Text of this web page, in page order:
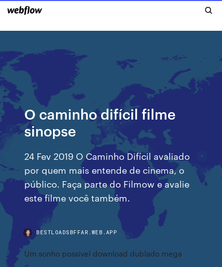
O caminho difícil filme
sinopse
24 Fev 2019 O Caminho Difícil avaliado
por quem mais entende de cinema, o
público. Faça parte do Filmow e avalie
este filme você também.
BESTLOADSBFFAR.WEB.APP
Um sonho possível download dublado mega